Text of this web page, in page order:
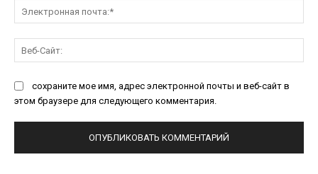
сохраните мое имя, адрес электронной почты и веб-сайт в
этом браузере для следующего комментария.